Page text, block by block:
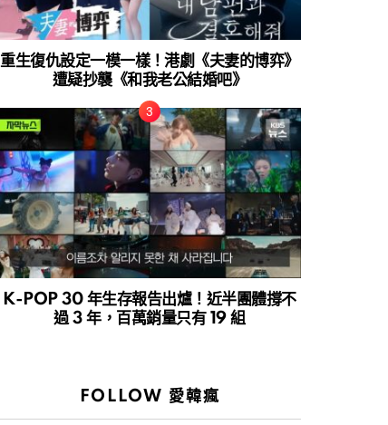
重生復仇設定一模一樣！港劇《夫妻的博弈》
遭疑抄襲《和我老公結婚吧》
K-POP 30 年生存報告出爐！近半團體撐不
過 3 年，百萬銷量只有 19 組
FOLLOW 愛韓瘋